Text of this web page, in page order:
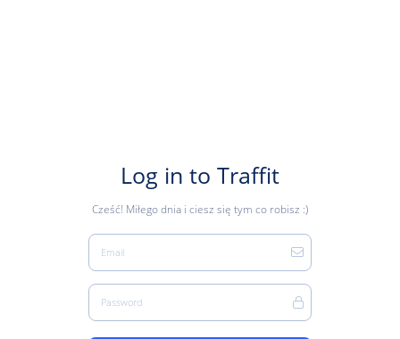
Log in to Traffit
Cześć! Miłego dnia i ciesz się tym co robisz :)
Email
Password